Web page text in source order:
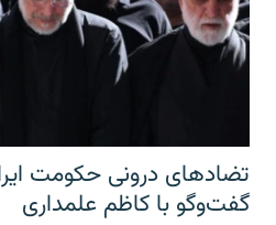
تضادهای درونی حکومت
گفت‌‌وگو با کاظم علمداری